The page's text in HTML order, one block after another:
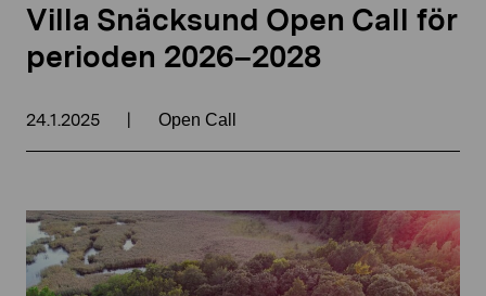
Villa Snäcksund Open Call för
perioden 2026–2028
24.1.2025 | Open Call